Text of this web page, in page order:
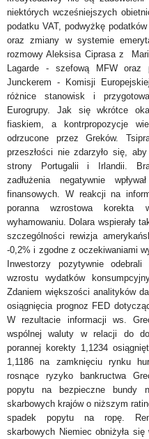
niektórych wcześniejszych
podatku VAT, podwyżkę
oraz zmiany w systemie
rozmowy Aleksisa Ciprasa z
Lagarde - szefową MFW oraz
Junckerem - Komisji
różnice stanowisk i
Eurogrupy. Jak się wkrótce
fiaskiem, a kontrpropozycje
odrzucone przez Greków.
przeszłości nie zdarzyło się,
strony Portugalii i Irlandii.
zadłużenia negatywnie
finansowych. W reakcji na
poranna wzrostowa korekta
wyhamowaniu. Dolara wspierały
szczególności rewizja
-0,2% i zgodne z oczekiwaniami
Inwestorzy pozytywnie
wzrostu wydatków
Zdaniem większości analityków
osiągnięcia prognoz FED
W rezultacie informacji ws.
wspólnej waluty w relacji do
porannej korekty 1,1234
1,1186 na zamknięciu rynku
rosnące ryzyko bankructwa
popytu na bezpieczne bundy
skarbowych krajów o niższym
spadek popytu na ropę.
skarbowych Niemiec obniżyła